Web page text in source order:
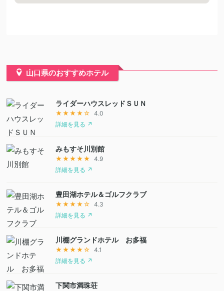
山口県のおすすめホテル
ライダーハウスレッドＳＵＮ
★★★★☆
4.0
詳細を見る ↗
みもすそ川別館
★★★★★
4.9
詳細を見る ↗
豊田湖ホテル＆ゴルフクラブ
★★★★☆
4.3
詳細を見る ↗
川棚グランドホテル お多福
★★★★☆
4.1
詳細を見る ↗
下関市満珠荘